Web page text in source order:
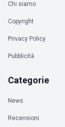
Chi siamo
Copyright
Privacy Policy
Pubblicità
Categorie
News
Recensioni